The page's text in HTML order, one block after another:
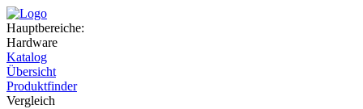
Hauptbereiche:
Hardware
Katalog
Übersicht
Produktfinder
Vergleich